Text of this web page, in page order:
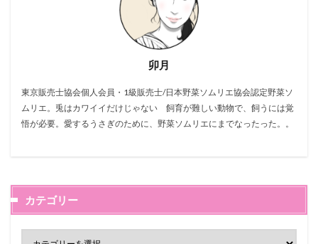
卯月
東京販売士協会個人会員・1級販売士/日本野菜ソムリエ協会認定野菜ソ
ムリエ。兎はカワイイだけじゃない 飼育が難しい動物で、飼うには覚
悟が必要。愛するうさぎのために、野菜ソムリエにまでなったった。。
カテゴリー